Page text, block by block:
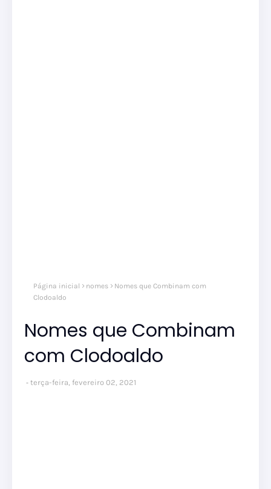
Página inicial nomes
Nomes que Combinam com
Clodoaldo
Nomes que Combinam
com Clodoaldo
terça-feira, fevereiro 02, 2021